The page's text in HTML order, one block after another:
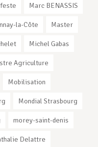
Marc BENASSIS
la-Côte Master
Michel Gabas
Agriculture
Mobilisation
Mondial Strasbourg
morey-saint-denis
Delattre